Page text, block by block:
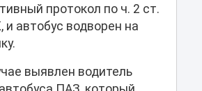
протокол по ч. 2 ст.
автобус водворен на
выявлен водитель